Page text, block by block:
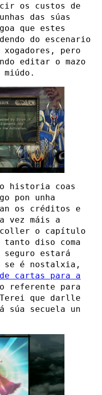
os custos de
das súas
que estes
do escenario
xogadores, pero
editar o mazo
historia coas
pon unha
os créditos e
vez máis a
o capítulo
diso coma
seguro estará
se é nostalxia,
cartas para a
referente para
que darlle
súa secuela un